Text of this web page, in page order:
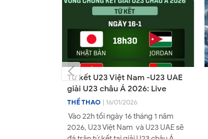
Tứ kết U23 Việt Nam -U23 UAE
giải U23 châu Á 2026: Live
THỂ THAO | 16/01/2026
Vào 22h tối ngày 16 tháng 1 năm
2026, U23 Việt Nam và U23 UAE sẽ